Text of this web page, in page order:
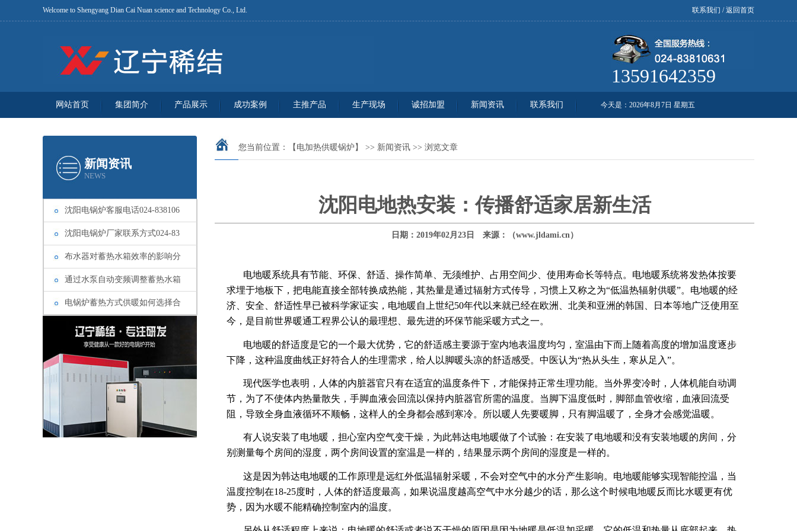
Welcome to Shengyang Dian Cai Nuan science and Technology Co., Ltd. 联系我们 /返回首页
13591642359
网站首页 集团简介 产品展示 成功案例 主推产品 生产现场 诚招加盟 新闻资讯 联系我们 今天是： 2026年8月7日 星期五
新闻资讯
NEWS
沈阳电锅炉客服电话024-838106
沈阳电锅炉厂家联系方式024-83
布水器对蓄热水箱效率的影响分
通过水泵自动变频调整蓄热水箱
电锅炉蓄热方式供暖如何选择合
您当前位置： 【电加热供暖锅炉】 >> 新闻资讯 >> 浏览文章
沈阳电地热安装：传播舒适家居新生活
日期：2019年02月23日 来源：（www.jldami.cn）
电地暖系统具有节能、环保、舒适、操作简单、无须维护、占用空间少、使用寿命长等特点。电地暖系统将发热体按要
求埋于地板下，把电能直接全部转换成热能，其热量是通过辐射方式传导，习惯上又称之为“低温热辐射供暖”。电地暖的经
济、安全、舒适性早已被科学家证实，电地暖自上世纪50年代以来就已经在欧洲、北美和亚洲的韩国、日本等地广泛使用至
今，是目前世界暖通工程界公认的最理想、最先进的环保节能采暖方式之一。
电地暖的舒适度是它的一个最大优势，它的舒适感主要源于室内地表温度均匀，室温由下而上随着高度的增加温度逐步
下降，这种温度曲线正好符合人的生理需求，给人以脚暖头凉的舒适感受。中医认为“热从头生，寒从足入”。
现代医学也表明，人体的内脏器官只有在适宜的温度条件下，才能保持正常生理功能。当外界变冷时，人体机能自动调
节，为了不使体内热量散失，手脚血液会回流以保持内脏器官所需的温度。当脚下温度低时，脚部血管收缩，血液回流受
阻，导致全身血液循环不顺畅，这样人的全身都会感到寒冷。所以暖人先要暖脚，只有脚温暖了，全身才会感觉温暖。
有人说安装了电地暖，担心室内空气变干燥，为此韩达电地暖做了个试验：在安装了电地暖和没有安装地暖的房间，分
别测量每个房间的湿度，两个房间设置的室温是一样的，结果显示两个房间的湿度是一样的。
这是因为韩达电地暖的工作原理是远红外低温辐射采暖，不会对空气中的水分产生影响。电地暖能够实现智能控温，当
温度控制在18-25度时，人体的舒适度最高，如果说温度越高空气中水分越少的话，那么这个时候电地暖反而比水暖更有优
势，因为水暖不能精确控制室内的温度。